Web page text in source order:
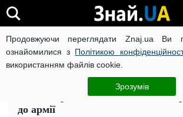
Продовжуючи переглядати Znaj.ua Ви
ознайомилися з Політикою
використанням файлів cookie.
Зрозумів
ВІЙНА РОСІЇ ПРОТИ УКРАЇНИ
Вік не перешкода: кого з
до армії